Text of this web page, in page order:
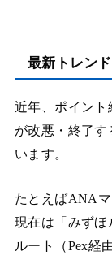
最新トレン
近年、ポイント
が改悪・終了
います。
たとえばANA
現在は「みずほ
ルート（Pex経